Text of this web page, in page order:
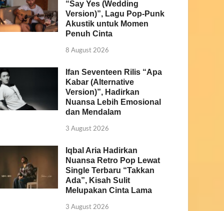
“Say Yes (Wedding
Version)”, Lagu Pop-Punk
Akustik untuk Momen
Penuh Cinta
8 August 2026
Ifan Seventeen Rilis “Apa
Kabar (Alternative
Version)”, Hadirkan
Nuansa Lebih Emosional
dan Mendalam
3 August 2026
Iqbal Aria Hadirkan
Nuansa Retro Pop Lewat
Single Terbaru “Takkan
Ada”, Kisah Sulit
Melupakan Cinta Lama
3 August 2026